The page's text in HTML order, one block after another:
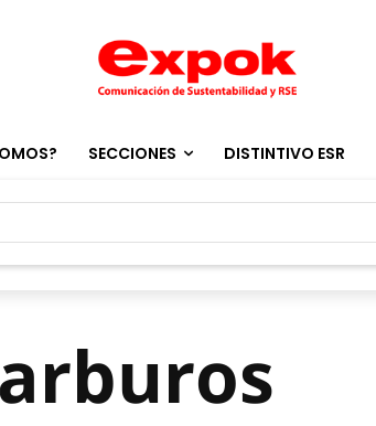
SECCIONES DISTINTIVO ESR